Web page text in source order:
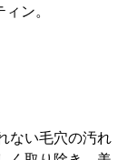
ン。
ない毛穴の汚れ